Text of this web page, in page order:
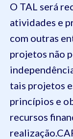
O TAL será
atividades e
com outras
projetos não
tais projetos
princípios e
recursos
realização.